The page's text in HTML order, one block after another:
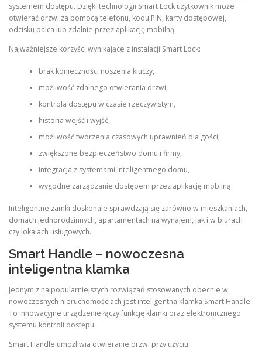
systemem dostępu. Dzięki technologii Smart Lock użytkownik może
otwierać drzwi za pomocą telefonu, kodu PIN, karty dostępowej,
odcisku palca lub zdalnie przez aplikację mobilną.
Najważniejsze korzyści wynikające z instalacji Smart Lock:
brak konieczności noszenia kluczy,
możliwość zdalnego otwierania drzwi,
kontrola dostępu w czasie rzeczywistym,
historia wejść i wyjść,
możliwość tworzenia czasowych uprawnień dla gości,
zwiększone bezpieczeństwo domu i firmy,
integracja z systemami inteligentnego domu,
wygodne zarządzanie dostępem przez aplikację mobilną.
Inteligentne zamki doskonale sprawdzają się zarówno w mieszkaniach,
domach jednorodzinnych, apartamentach na wynajem, jak i w biurach
czy lokalach usługowych.
Smart Handle – nowoczesna
inteligentna klamka
Jednym z najpopularniejszych rozwiązań stosowanych obecnie w
nowoczesnych nieruchomościach jest inteligentna klamka Smart Handle.
To innowacyjne urządzenie łączy funkcję klamki oraz elektronicznego
systemu kontroli dostępu.
Smart Handle umożliwia otwieranie drzwi przy użyciu: